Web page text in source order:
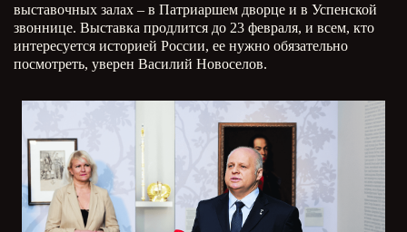
выставочных залах – в Патриаршем дворце и в Успенской
звоннице. Выставка продлится до 23 февраля, и всем, кто
интересуется историей России, ее нужно обязательно
посмотреть, уверен Василий Новоселов.